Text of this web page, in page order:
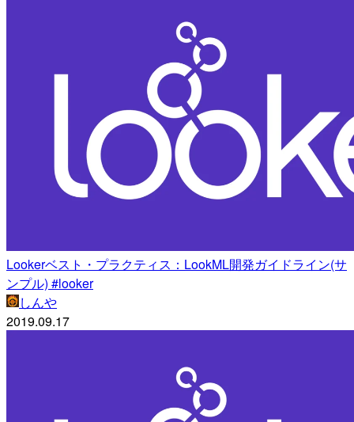
Lookerベスト・プラクティス：LookML開発ガイドライン(サ
ンプル) #looker
しんや
2019.09.17